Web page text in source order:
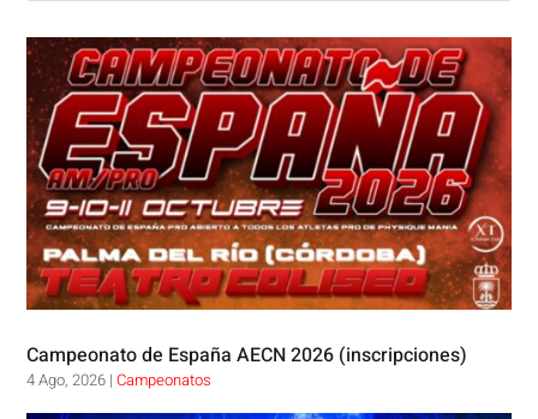
Campeonato de España AECN 2026 (inscripciones)
4 Ago, 2026 |Campeonatos